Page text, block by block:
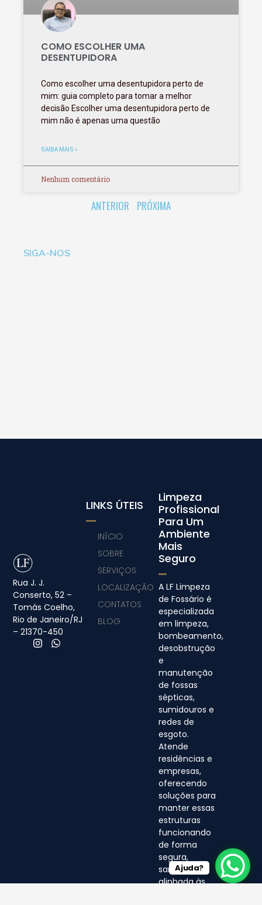
COMO ESCOLHER UMA
DESENTUPIDORA
Como escolher uma desentupidora perto de
mim: guia completo para tomar a melhor
decisão Escolher uma desentupidora perto de
mim não é apenas uma questão
SAIBA MAIS »
Nenhum comentário
ANTERIOR PRÓXIMA
SIGA-NOS
Rua J. J.
Conserto, 52 –
Tomás Coelho,
Rio de Janeiro/RJ
– 21370-450
Limpeza
Profissional
Para Um
Ambiente
Mais
Seguro
A LF Limpeza
de Fossário é
especializada
em limpeza,
bombeamento,
desobstrução
e
manutenção
de fossas
sépticas,
sumidouros e
redes de
esgoto.
Atende
residências e
empresas,
oferecendo
soluções para
manter essas
estruturas
funcionando
de forma
segura,
sanitária e
alinhada às
LINKS ÚTEIS
INÍCIO
SOBRE
SERVIÇOS
LOCALIZAÇÃO
CONTATOS
BLOG
Ajuda?